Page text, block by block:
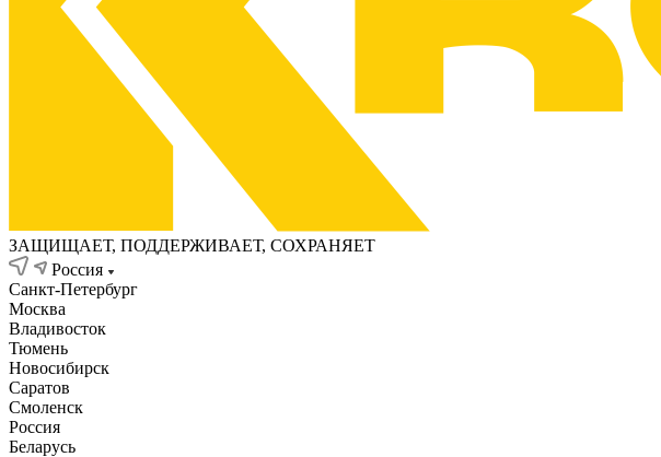
ЗАЩИЩАЕТ, ПОДДЕРЖИВАЕТ, СОХРАНЯЕТ
Россия
Санкт-Петербург
Москва
Владивосток
Тюмень
Новосибирск
Саратов
Смоленск
Россия
Беларусь